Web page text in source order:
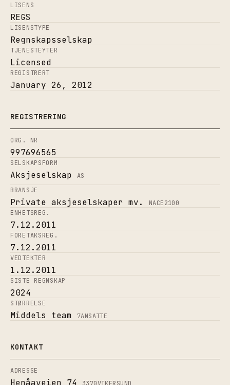
LISENS
REGS
LISENSTYPE
Regnskapsselskap
TJENESTEYTER
Licensed
REGISTRERT
January 26, 2012
REGISTRERING
ORG. NR
997696565
SELSKAPSFORM
Aksjeselskap
AS
BRANSJE
Private aksjeselskaper mv. NACE2100
ENHETSREG.
7.12.2011
FORETAKSREG.
7.12.2011
VEDTEKTER
1.12.2011
SISTE REGNSKAP
2024
STØRRELSE
Middels team 7ANSATTE
KONTAKT
ADRESSE
Henåaveien 74 3370VIKERSUND